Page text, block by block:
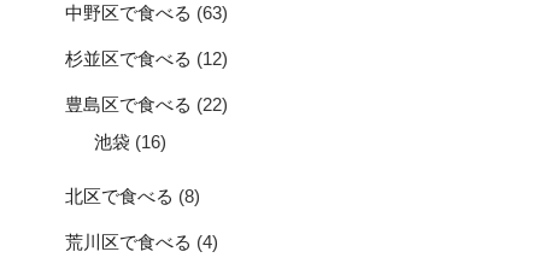
中野区で食べる (63)
杉並区で食べる (12)
豊島区で食べる (22)
池袋 (16)
北区で食べる (8)
荒川区で食べる (4)